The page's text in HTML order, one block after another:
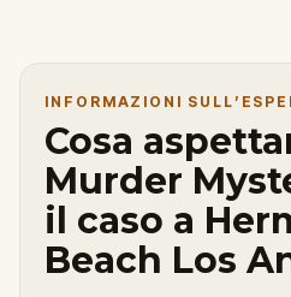
INFORMAZIONI
Cosa
Murder
il caso a
Beach Los